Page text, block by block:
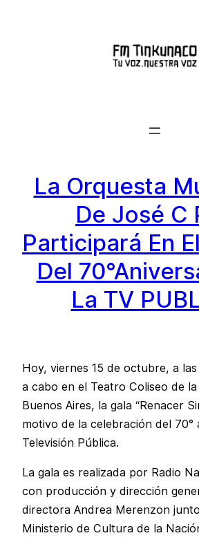
La Orquesta
De José C
Participará En
Del
La TV
Hoy, viernes 15 de octubre, a
a cabo en el Teatro Coliseo de
Buenos Aires, la gala “Renacer
motivo de la celebración del 70°
Televisión Pública.
La gala es realizada por Radio
con producción y dirección
directora Andrea Merenzon
Ministerio de Cultura de la